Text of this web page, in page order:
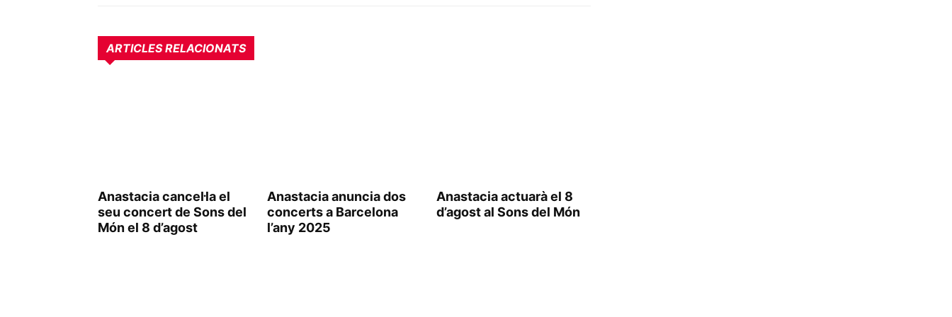
ARTICLES RELACIONATS
Anastacia cancel·la el
seu concert de Sons del
Món el 8 d’agost
Anastacia anuncia dos
concerts a Barcelona
l’any 2025
Anastacia actuarà el 8
d’agost al Sons del Món